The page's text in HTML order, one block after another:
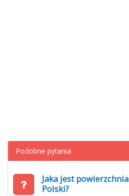
Podobne pytania
Jaka jest powierzchnia
Polski?